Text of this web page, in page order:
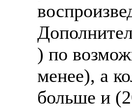
) по
менее), а
больше и